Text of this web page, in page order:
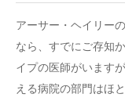
アーサー・ヘイリー
なら、すでにご存知
イプの医師がいます
える病院の部門はほ